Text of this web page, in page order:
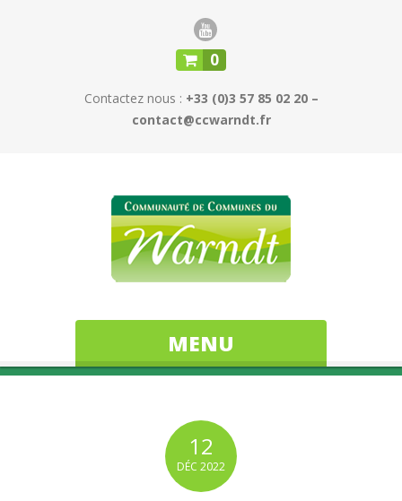
0
Contactez nous : +33 (0)3 57 85 02 20 –
contact@ccwarndt.fr
MENU
12
DÉC 2022